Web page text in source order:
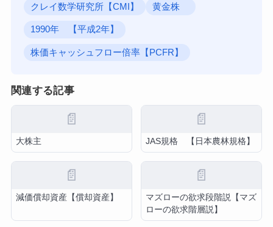
クレイ数学研究所【CMI】 黄金株
1990年 【平成2年】
株価キャッシュフロー倍率【PCFR】
関連する記事
📄
大株主
📄
JAS規格 【日本農林規格】
📄
減価償却資産【償却資産】
📄
マズローの欲求段階説【マズ
ローの欲求階層説】